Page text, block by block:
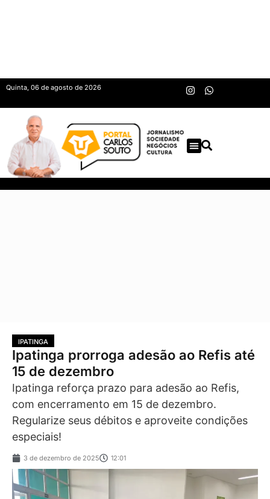
Quinta, 06 de agosto de 2026
IPATINGA
Ipatinga prorroga adesão ao Refis até
15 de dezembro
Ipatinga reforça prazo para adesão ao Refis,
com encerramento em 15 de dezembro.
Regularize seus débitos e aproveite condições
especiais!
3 de dezembro de 2025 12:01